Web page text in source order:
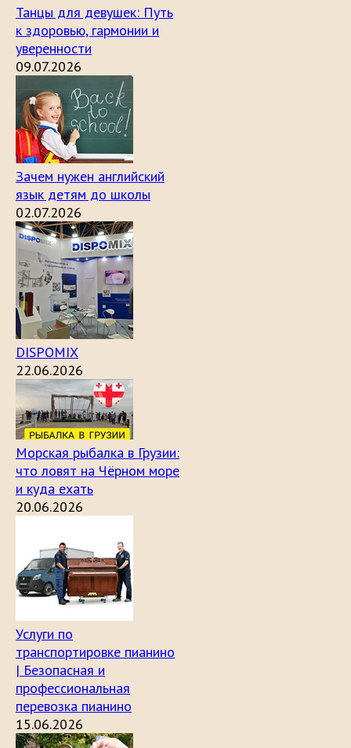
Танцы для девушек: Путь
к здоровью, гармонии и
уверенности
09.07.2026
Зачем нужен английский
язык детям до школы
02.07.2026
DISPOMIX
22.06.2026
Морская рыбалка в Грузии:
что ловят на Чёрном море
и куда ехать
20.06.2026
Услуги по
транспортировке пианино
| Безопасная и
профессиональная
перевозка пианино
15.06.2026